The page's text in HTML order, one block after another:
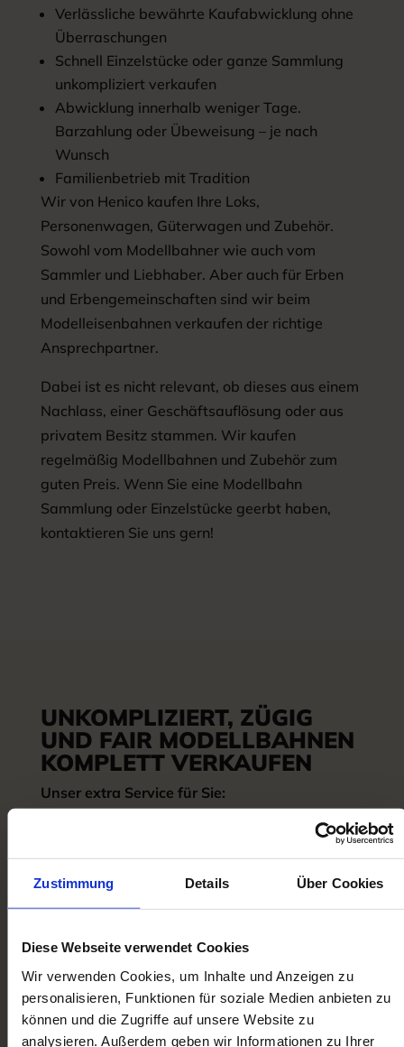
Zustimmung Details Über Cookies
Diese Webseite verwendet Cookies
Wir verwenden Cookies, um Inhalte und Anzeigen zu
personalisieren, Funktionen für soziale Medien anbieten zu
können und die Zugriffe auf unsere Website zu
analysieren. Außerdem geben wir Informationen zu Ihrer
Verlässliche bewährte Kaufabwicklung ohne
Überraschungen
Schnell Einzelstücke oder ganze Sammlung
unkompliziert verkaufen
Abwicklung innerhalb weniger Tage.
Barzahlung oder Übeweisung – je nach
Wunsch
Familienbetrieb mit Tradition
Wir von Henico kaufen Ihre Loks,
Personenwagen, Güterwagen und Zubehör.
Sowohl vom Modellbahner wie auch vom
Sammler und Liebhaber. Aber auch für Erben
und Erbengemeinschaften sind wir beim
Modelleisenbahnen verkaufen der richtige
Ansprechpartner.
Dabei ist es nicht relevant, ob dieses aus einem
Nachlass, einer Geschäftsauflösung oder aus
privatem Besitz stammen. Wir kaufen
regelmäßig Modellbahnen und Zubehör zum
guten Preis. Wenn Sie eine Modellbahn
Sammlung oder Einzelstücke geerbt haben,
kontaktieren Sie uns gern!
UNKOMPLIZIERT, ZÜGIG
UND FAIR MODELLBAHNEN
KOMPLETT VERKAUFEN
Unser extra Service für Sie:
persönlich bei Ihnen vorbei. Bei kleineren
Sammlungen und Einzelstücken stellen wir
Ihnen das Versandmaterial und bezahlte
Paketscheine zur Verfügung.
Kontaktieren Sie uns noch heute per Telefon, E-
Mail oder Kontaktformular!